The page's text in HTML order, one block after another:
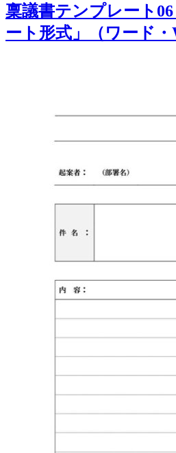
稟議書テンプレート
ート形式」（ワード・